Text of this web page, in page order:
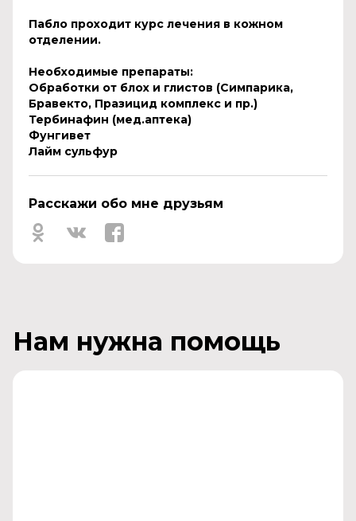
Пабло проходит курс лечения в кожном
отделении.
Необходимые препараты:
Обработки от блох и глистов (Симпарика,
Бравекто, Празицид комплекс и пр.)
Тербинафин (мед.аптека)
Фунгивет
Лайм сульфур
Расскажи обо мне друзьям
Нам нужна помощь